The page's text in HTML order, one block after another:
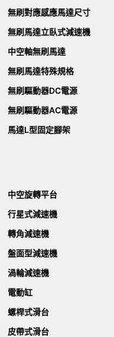
無刷對應感應馬達尺寸
無刷馬達立臥式減速機
中空軸無刷馬達
無刷馬達特殊規格
無刷驅動器DC電源
無刷驅動器AC電源
馬達L型固定腳架
中空旋轉平台
行星式減速機
轉角減速機
盤面型減速機
渦輪減速機
電動缸
螺桿式滑台
皮帶式滑台